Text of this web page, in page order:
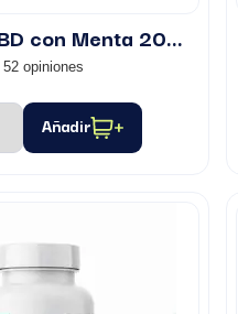
Aceite de CBD con Menta 20%...
52 opiniones
Añadir